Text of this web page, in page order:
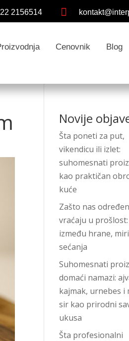
2156514 
Cenovnik Blog
Novije
Šta poneti za put,
vikendicu ili izlet:
suhomesnati
kao praktičan
kuće
Zašto nas
vraćaju u prošlost:
između hrane,
sećanja
Suhomesnati
domaći namazi:
kajmak, urnebes i
sir kao prirodni
ukusa
Šta profesionalni